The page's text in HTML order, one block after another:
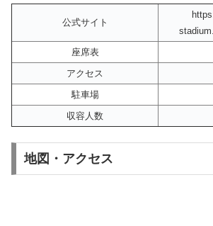
公式サイト
座席表
アクセス
駐車場
収容人数
地図・アクセス